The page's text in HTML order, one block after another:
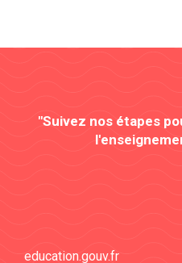
"Suivez nos étapes
education.gouv.fr